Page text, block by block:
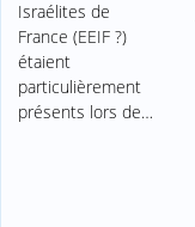
Israélites de
France (EEIF ?)
étaient
particulièrement
présents lors de…